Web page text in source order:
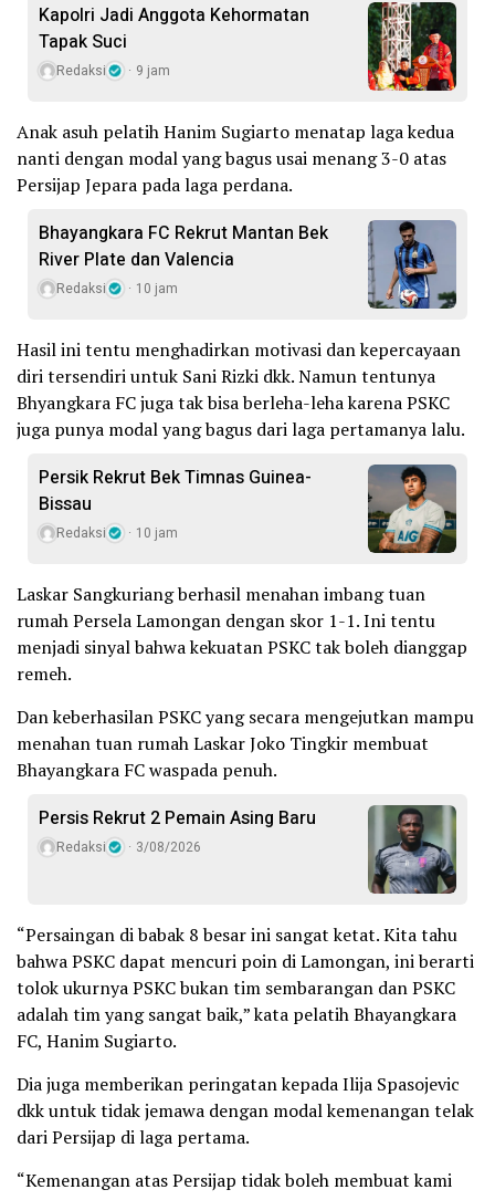
Kapolri Jadi Anggota Kehormatan
Tapak Suci
Redaksi 9 jam
Anak asuh pelatih Hanim Sugiarto menatap laga kedua
nanti dengan modal yang bagus usai menang 3-0 atas
Persijap Jepara pada laga perdana.
Bhayangkara FC Rekrut Mantan Bek
River Plate dan Valencia
Redaksi 10 jam
Hasil ini tentu menghadirkan motivasi dan kepercayaan
diri tersendiri untuk Sani Rizki dkk. Namun tentunya
Bhyangkara FC juga tak bisa berleha-leha karena PSKC
juga punya modal yang bagus dari laga pertamanya lalu.
Persik Rekrut Bek Timnas Guinea-
Bissau
Redaksi 10 jam
Laskar Sangkuriang berhasil menahan imbang tuan
rumah Persela Lamongan dengan skor 1-1. Ini tentu
menjadi sinyal bahwa kekuatan PSKC tak boleh dianggap
remeh.
Dan keberhasilan PSKC yang secara mengejutkan mampu
menahan tuan rumah Laskar Joko Tingkir membuat
Bhayangkara FC waspada penuh.
Persis Rekrut 2 Pemain Asing Baru
Redaksi 3/08/2026
“Persaingan di babak 8 besar ini sangat ketat. Kita tahu
bahwa PSKC dapat mencuri poin di Lamongan, ini berarti
tolok ukurnya PSKC bukan tim sembarangan dan PSKC
adalah tim yang sangat baik,” kata pelatih Bhayangkara
FC, Hanim Sugiarto.
Dia juga memberikan peringatan kepada Ilija Spasojevic
dkk untuk tidak jemawa dengan modal kemenangan telak
dari Persijap di laga pertama.
“Kemenangan atas Persijap tidak boleh membuat kami